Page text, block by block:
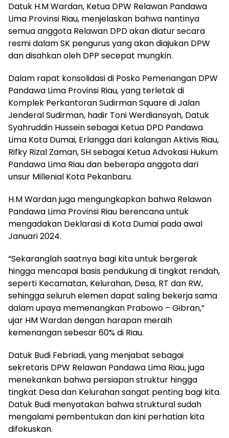
Datuk H.M Wardan, Ketua DPW Relawan Pandawa
Lima Provinsi Riau, menjelaskan bahwa nantinya
semua anggota Relawan DPD akan diatur secara
resmi dalam SK pengurus yang akan diajukan DPW
dan disahkan oleh DPP secepat mungkin.
Dalam rapat konsolidasi di Posko Pemenangan DPW
Pandawa Lima Provinsi Riau, yang terletak di
Komplek Perkantoran Sudirman Square di Jalan
Jenderal Sudirman, hadir Toni Werdiansyah, Datuk
Syahruddin Hussein sebagai Ketua DPD Pandawa
Lima Kota Dumai, Erlangga dari kalangan Aktivis Riau,
Rifky Rizal Zaman, SH sebagai Ketua Advokasi Hukum
Pandawa Lima Riau dan beberapa anggota dari
unsur Millenial Kota Pekanbaru.
H.M Wardan juga mengungkapkan bahwa Relawan
Pandawa Lima Provinsi Riau berencana untuk
mengadakan Deklarasi di Kota Dumai pada awal
Januari 2024.
“Sekaranglah saatnya bagi kita untuk bergerak
hingga mencapai basis pendukung di tingkat rendah,
seperti Kecamatan, Kelurahan, Desa, RT dan RW,
sehingga seluruh elemen dapat saling bekerja sama
dalam upaya memenangkan Prabowo – Gibran,”
ujar HM Wardan dengan harapan meraih
kemenangan sebesar 60% di Riau.
Datuk Budi Febriadi, yang menjabat sebagai
sekretaris DPW Relawan Pandawa Lima Riau, juga
menekankan bahwa persiapan struktur hingga
tingkat Desa dan Kelurahan sangat penting bagi kita.
Datuk Budi menyatakan bahwa struktural sudah
mengalami pembentukan dan kini perhatian kita
difokuskan.